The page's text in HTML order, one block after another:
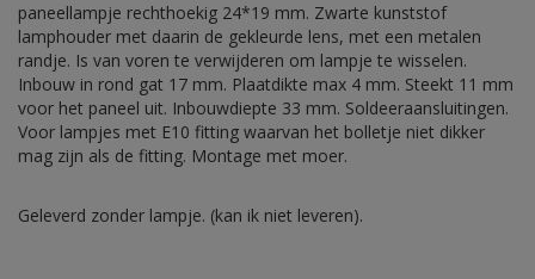
paneellampje rechthoekig 24*19 mm. Zwarte kunststof
lamphouder met daarin de gekleurde lens, met een metalen
randje. Is van voren te verwijderen om lampje te wisselen.
Inbouw in rond gat 17 mm. Plaatdikte max 4 mm. Steekt 11 mm
voor het paneel uit. Inbouwdiepte 33 mm. Soldeeraansluitingen.
Voor lampjes met E10 fitting waarvan het bolletje niet dikker
mag zijn als de fitting. Montage met moer.
Geleverd zonder lampje. (kan ik niet leveren).